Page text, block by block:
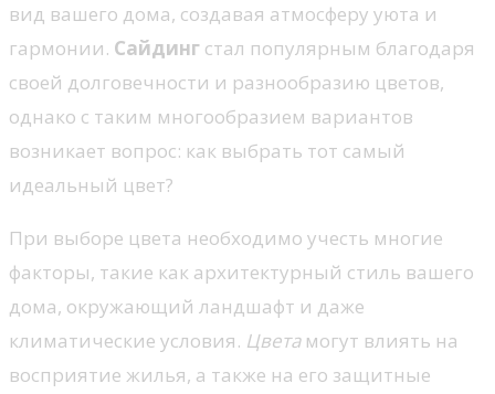
вид вашего дома, создавая атмосферу уюта и
гармонии. Сайдинг стал популярным благодаря
своей долговечности и разнообразию цветов,
однако с таким многообразием вариантов
возникает вопрос: как выбрать тот самый
идеальный цвет?
При выборе цвета необходимо учесть многие
факторы, такие как архитектурный стиль вашего
дома, окружающий ландшафт и даже
климатические условия. Цветамогут влиять на
восприятие жилья, а также на его защитные